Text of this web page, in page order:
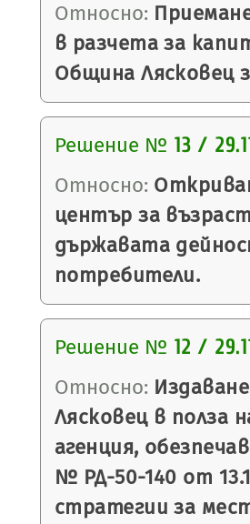
Относно:
в разчета за
Община Лясковец
Решение № 13 /
Относно:
център за
държавата
потребители.
Решение № 12 /
Относно:
Лясковец в полза
агенция,
№ РД-50-140 от
стратегии за